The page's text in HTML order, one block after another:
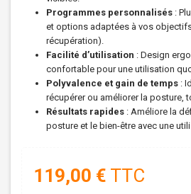
Programmes personnalisés :
et options adaptées à vos
récupération).
Facilité d’utilisation : Design
confortable pour une utilisation
Polyvalence et gain de temps :
récupérer ou améliorer la posture,
Résultats rapides : Améliore la
posture et le bien-être avec une
119,00 € TTC